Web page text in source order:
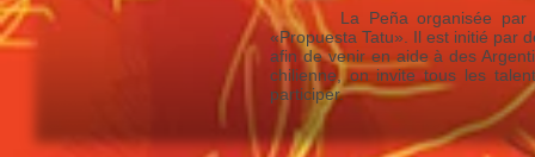
La Peña organisée par
«Propuesta Tatu». Il est initié par
afin de venir en aide à des
chilienne, on invite tous les
participer.